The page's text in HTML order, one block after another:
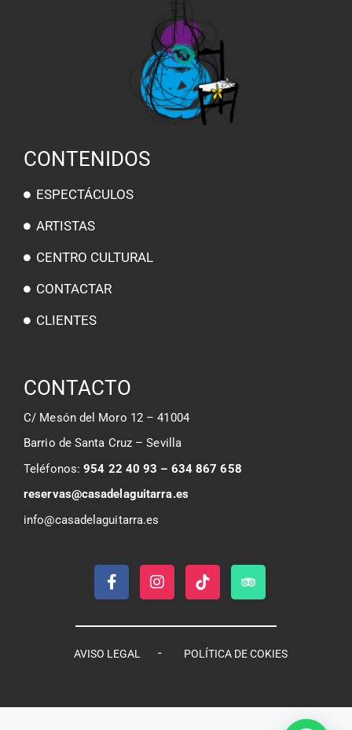
CONTENIDOS
ESPECTÁCULOS
ARTISTAS
CENTRO CULTURAL
CONTACTAR
CLIENTES
CONTACTO
C/ Mesón del Moro 12 – 41004
Barrio de Santa Cruz – Sevilla
Teléfonos:954 22 40 93 – 634 867 658
reservas@casadelaguitarra.es
info@casadelaguitarra.es
AVISO LEGAL - POLÍTICA DE COKIES